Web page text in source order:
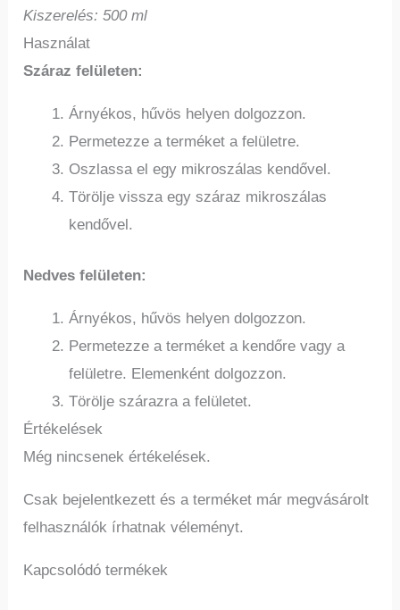
Kiszerelés: 500 ml
Használat
Száraz felületen:
Árnyékos, hűvös helyen dolgozzon.
Permetezze a terméket a felületre.
Oszlassa el egy mikroszálas kendővel.
Törölje vissza egy száraz mikroszálas
kendővel.
Nedves felületen:
Árnyékos, hűvös helyen dolgozzon.
Permetezze a terméket a kendőre vagy a
felületre. Elemenként dolgozzon.
Törölje szárazra a felületet.
Értékelések
Még nincsenek értékelések.
Csak bejelentkezett és a terméket már megvásárolt
felhasználók írhatnak véleményt.
Kapcsolódó termékek